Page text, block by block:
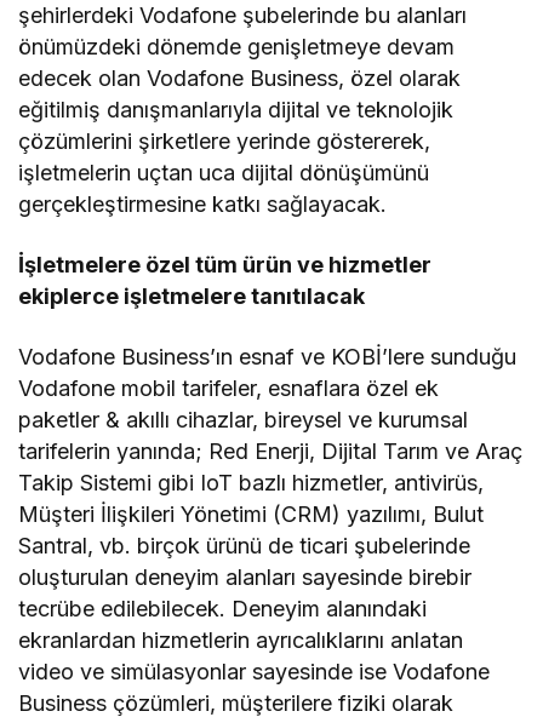
şehirlerdeki Vodafone şubelerinde bu alanları
önümüzdeki dönemde genişletmeye devam
edecek olan Vodafone Business, özel olarak
eğitilmiş danışmanlarıyla dijital ve teknolojik
çözümlerini şirketlere yerinde göstererek,
işletmelerin uçtan uca dijital dönüşümünü
gerçekleştirmesine katkı sağlayacak.
İşletmelere özel tüm ürün ve hizmetler
ekiplerce işletmelere tanıtılacak
Vodafone Business’ın esnaf ve KOBİ’lere sunduğu
Vodafone mobil tarifeler, esnaflara özel ek
paketler & akıllı cihazlar, bireysel ve kurumsal
tarifelerin yanında; Red Enerji, Dijital Tarım ve Araç
Takip Sistemi gibi IoT bazlı hizmetler, antivirüs,
Müşteri İlişkileri Yönetimi (CRM) yazılımı, Bulut
Santral, vb. birçok ürünü de ticari şubelerinde
oluşturulan deneyim alanları sayesinde birebir
tecrübe edilebilecek. Deneyim alanındaki
ekranlardan hizmetlerin ayrıcalıklarını anlatan
video ve simülasyonlar sayesinde ise Vodafone
Business çözümleri, müşterilere fiziki olarak